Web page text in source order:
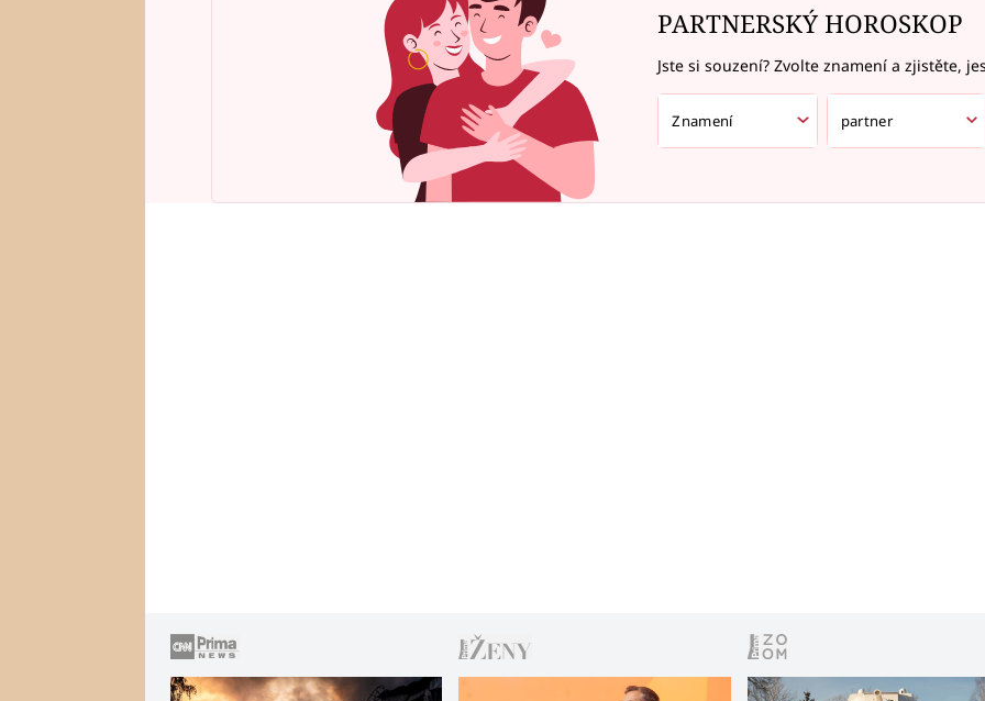
PARTNERSKÝ HOROSKOP
Jste si souzení? Zvolte znamení a zjistěte,